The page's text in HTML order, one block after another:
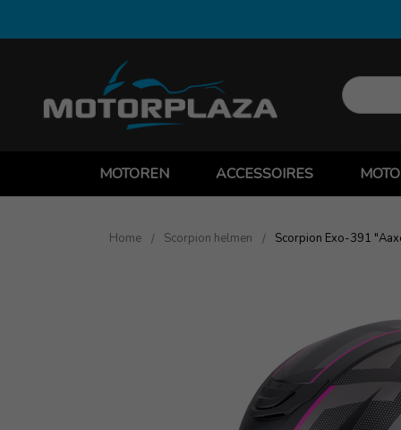
MOTOREN ACCESSOIRES
Home Scorpion helmen Scorpion Exo-391